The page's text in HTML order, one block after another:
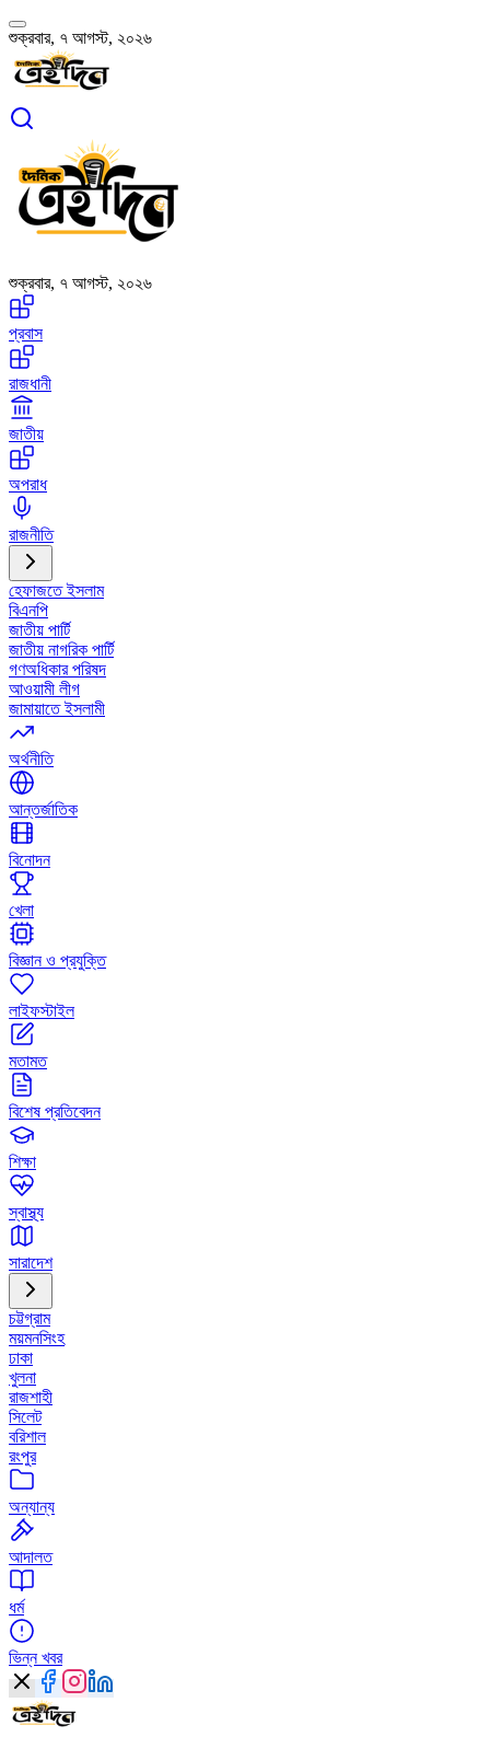
শুক্রবার, ৭ আগস্ট, ২০২৬
শুক্রবার, ৭ আগস্ট, ২০২৬
প্রবাস
রাজধানী
জাতীয়
অপরাধ
রাজনীতি
হেফাজতে ইসলাম
বিএনপি
জাতীয় পার্টি
জাতীয় নাগরিক পার্টি
গণঅধিকার পরিষদ
আওয়ামী লীগ
জামায়াতে ইসলামী
অর্থনীতি
আন্তর্জাতিক
বিনোদন
খেলা
বিজ্ঞান ও প্রযুক্তি
লাইফস্টাইল
মতামত
বিশেষ প্রতিবেদন
শিক্ষা
স্বাস্থ্য
সারাদেশ
চট্টগ্রাম
ময়মনসিংহ
ঢাকা
খুলনা
রাজশাহী
সিলেট
বরিশাল
রংপুর
অন্যান্য
আদালত
ধর্ম
ভিন্ন খবর